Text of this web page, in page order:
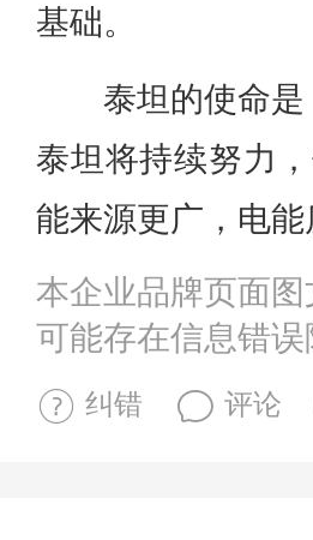
基础。
泰坦的使命是
泰坦将持续努力
能来源更广，电能
本企业品牌页面图
可能存在信息错
纠错 评论